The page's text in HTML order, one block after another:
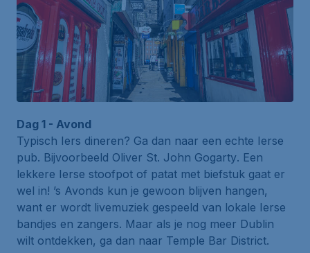
Dag 1 - Avond
Typisch Iers dineren? Ga dan naar een echte Ierse
pub. Bijvoorbeeld Oliver St. John Gogarty. Een
lekkere Ierse stoofpot of patat met biefstuk gaat er
wel in! ’s Avonds kun je gewoon blijven hangen,
want er wordt livemuziek gespeeld van lokale Ierse
bandjes en zangers. Maar als je nog meer Dublin
wilt ontdekken, ga dan naar Temple Bar District.